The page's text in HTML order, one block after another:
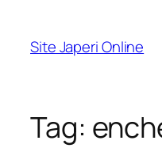
Site Japeri Online
Tag: